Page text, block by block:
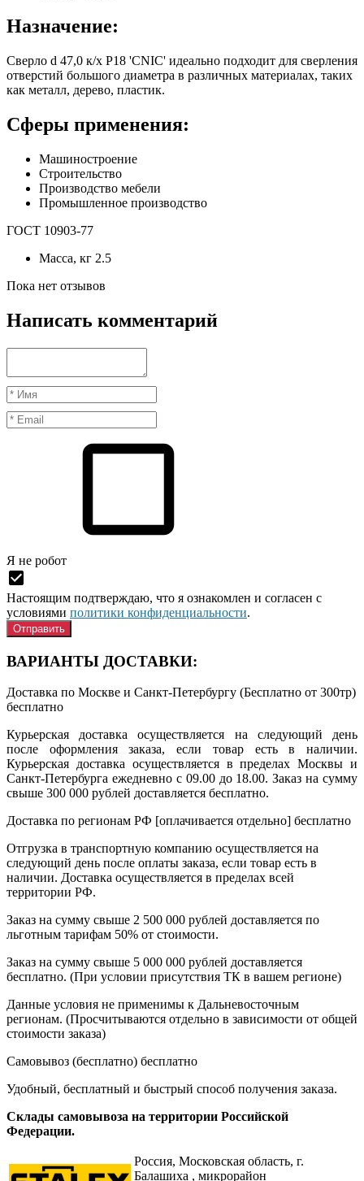
Назначение:
Сверло d 47,0 к/х Р18 'CNIC' идеально подходит для сверления
отверстий большого диаметра в различных материалах, таких
как металл, дерево, пластик.
Сферы применения:
Машиностроение
Строительство
Производство мебели
Промышленное производство
ГОСТ 10903-77
Масса, кг 2.5
Пока нет отзывов
Написать комментарий
Я нe рoбoт
Настоящим подтверждаю, что я ознакомлен и согласен с
условиями политики конфиденциальности.
ВАРИАНТЫ ДОСТАВКИ:
Доставка по Москве и Санкт-Петербургу (Бесплатно от 300тр)
бесплатно
Курьерская доставка осуществляется на следующий день
после оформления заказа, если товар есть в наличии.
Курьерская доставка осуществляется в пределах Москвы и
Санкт-Петербурга ежедневно с 09.00 до 18.00. Заказ на сумму
свыше 300 000 рублей доставляется бесплатно.
Доставка по регионам РФ [оплачивается отдельно] бесплатно
Отгрузка в транспортную компанию осуществляется на
следующий день после оплаты заказа, если товар есть в
наличии. Доставка осуществляется в пределах всей
территории РФ.
Заказ на сумму свыше 2 500 000 рублей доставляется по
льготным тарифам 50% от стоимости.
Заказ на сумму свыше 5 000 000 рублей доставляется
бесплатно. (При условии присутствия ТК в вашем регионе)
Данные условия не применимы к Дальневосточным
регионам. (Просчитываются отдельно в зависимости от общей
стоимости заказа)
Самовывоз (бесплатно) бесплатно
Удобный, бесплатный и быстрый способ получения заказа.
Склады самовывоза на территории Российской
Федерации.
Россия, Московская область, г.
Балашиха , микрорайон